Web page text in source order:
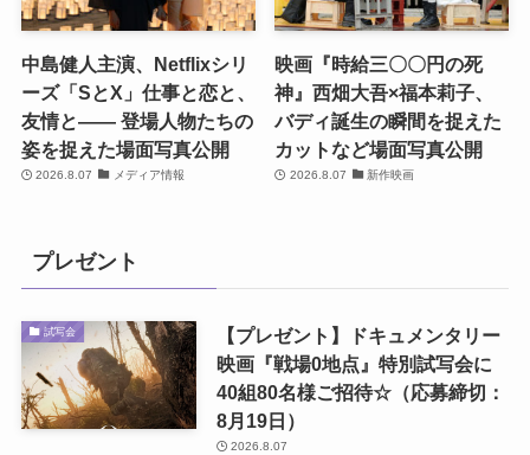
中島健人主演、Netflixシリ
ーズ「SとX」仕事と恋と、
友情と―― 登場人物たちの
姿を捉えた場面写真公開
2026.8.07 メディア情報
映画『時給三〇〇円の死
神』西畑大吾×福本莉子、
バディ誕生の瞬間を捉えた
カットなど場面写真公開
2026.8.07 新作映画
プレゼント
試写会
【プレゼント】ドキュメンタリー
映画『戦場0地点』特別試写会に
40組80名様ご招待☆（応募締切：
8月19日）
2026.8.07